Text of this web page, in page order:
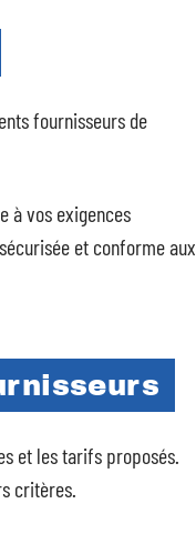
fournisseurs de
à vos exigences
et conforme aux
et les tarifs proposés.
critères.